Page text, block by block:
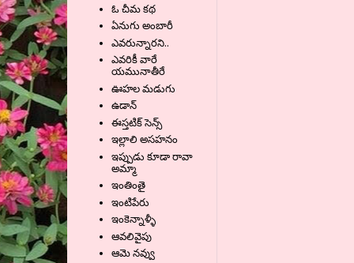
ఓ చీమ కథ
ఏనుగు అంబారీ
ఎవరున్నారని..
ఎవరికీ వారే
యమునాతీరే
ఊహల మడుగు
ఉడాన్
ఈస్తటిక్ సెన్స్
ఇల్లాలి అసహనం
ఇప్పుడు కూడా రావా
అమ్మా
ఇంతింతై
ఇంటిపేరు
ఇంకెన్నాళ్ళీ
ఆవలివైపు
ఆమె నవ్వు